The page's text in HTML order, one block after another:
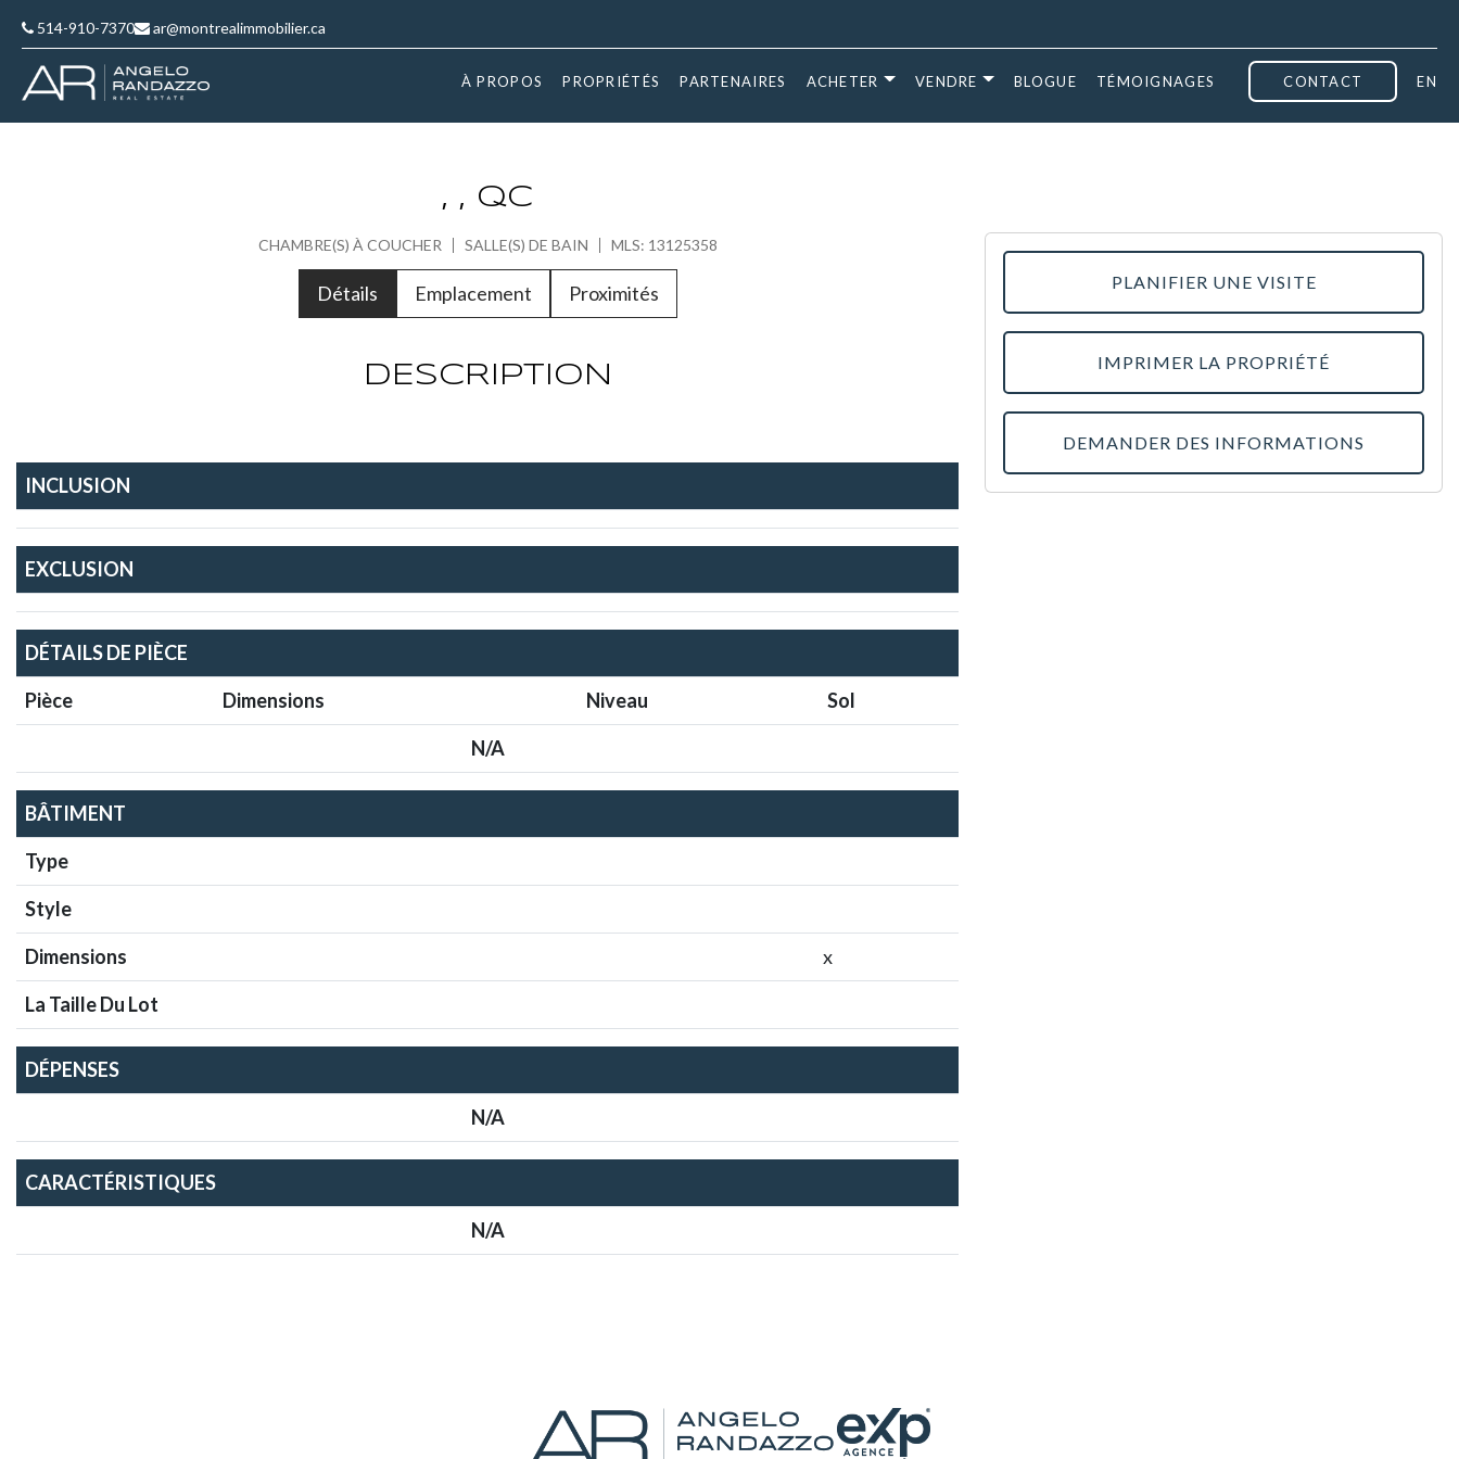
514-910-7370 ar@montrealimmobilier.ca
À PROPOS PROPRIÉTÉS PARTENAIRES ACHETER VENDRE BLOGUE TÉMOIGNAGES CONTACT EN
, , QC
CHAMBRE(S) À COUCHER SALLE(S) DE BAIN MLS: 13125358
Détails Emplacement Proximités
DESCRIPTION
INCLUSION
EXCLUSION
DÉTAILS DE PIÈCE
Pièce
Dimensions Niveau
Sol
N/A
BÂTIMENT
Type
Style
Dimensions
x
La Taille Du Lot
DÉPENSES
N/A
CARACTÉRISTIQUES
N/A
PLANIFIER UNE VISITE
IMPRIMER LA PROPRIÉTÉ
DEMANDER DES INFORMATIONS